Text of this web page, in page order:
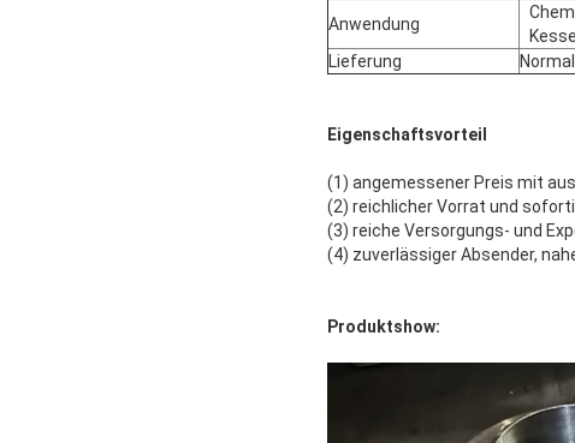
Anwendung
Lieferung
Eigenschaftsvorteil
(1) angemessener Preis mit
(2) reichlicher Vorrat und
(3) reiche Versorgungs- und
(4) zuverlässiger Absender,
Produktshow: